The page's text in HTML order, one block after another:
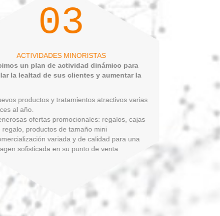
03
ACTIVIDADES MINORISTAS
un plan de actividad dinámico para
la lealtad de sus clientes y aumentar la
Nuevos productos y tratamientos atractivos varias
veces al año.
Generosas ofertas promocionales: regalos, cajas
de regalo, productos de tamaño mini
Comercialización variada y de calidad para una
imagen sofisticada en su punto de venta